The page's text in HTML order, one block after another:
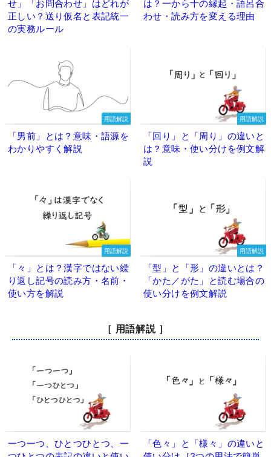
せ」「お問合わせ」はどれが
正しい？送り仮名と表記統一
の実務ルール
は？一から十の縁起・語呂合
わせ・読み方を変える理由
用語解説
「男前」とは？意味・語源を
わかりやすく解説
用語解説
「回り」と「周り」の違いと
は？意味・使い分けを例文解
説
用語解説
「々」とは？漢字ではない繰
り返し記号の読み方・名前・
使い方を解説
用語解説
「型」と「形」の違いとは？
「かた／がた」と読む場合の
使い分けを例文解説
［ 用語解説 ］
一つ一つ、ひとつひとつ、一
「色々」と「様々」の違いと